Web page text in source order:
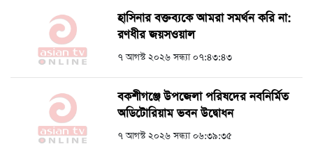
হাসিনার বক্তব্যকে আমরা সমর্থন করি না:
রণধীর জয়সওয়াল
৭ আগস্ট ২০২৬ সন্ধ্যা ০৭:৪৩:৪৩
বকশীগঞ্জে উপজেলা পরিষদের নবনির্মিত
অডিটোরিয়াম ভবন উদ্বোধন
৭ আগস্ট ২০২৬ সন্ধ্যা ০৬:৩৯:৩৫